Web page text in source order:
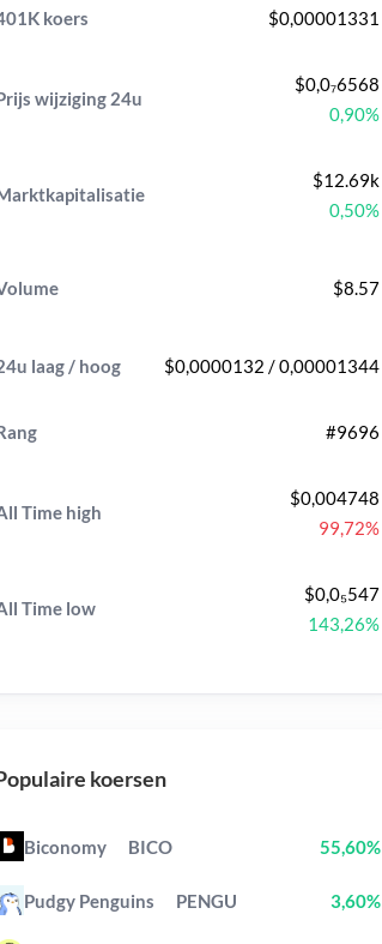
koers $0,00001331
wijziging 24u
$0,0₇6568
0,90%
$12.69k
0,50%
$8.57
laag / hoog $0,0000132 / 0,00001344
#9696
Time high
$0,004748
99,72%
Time low
$0,0₅547
143,26%
koersen
Biconomy BICO 55,60%
Pudgy Penguins PENGU 3,60%